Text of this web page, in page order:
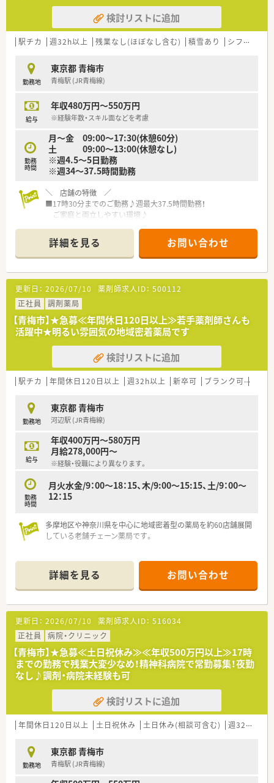
たします。
検討リストに追加
駅チカ 週32h以上 残業なし(ほぼなし含む) 積雪あり シフト制
勤務地
東京都 青梅市
青梅駅 (JR青梅線)
給与
年収480万円～550万円
※経験年数・スキル面などを考慮
勤務
時間
月～金 09:00～17:30(休憩60分)
土 09:00～13:00(休憩なし)
※週4.5～5日勤務
※週34～37.5時間勤務
＼ 店舗の特徴 ／
■17時30分までのご勤務♪週最大37.5時間勤務！
ご家庭と両立しやすい環境♪
■施設在宅の対応がメインになります。
＼ 企業の特徴 ／
■青梅市に調剤薬局を1店舗展開しています！
■異動もなく腰を据えて働ける環境がございます。
■「地域に根付いた薬局で働きたい」
そんな気持ちをお持ちの方にオススメです！
■お互いに助け合う風土です。
＼ このような方にもオススメ ／
■ご家庭との両立を希望されている方
■異動なく腰を据えて働きたい方
■地域に貢献したい方
詳細を見る お問い合わせ
更新日： 2026/07/10 薬剤師求人ID： 500112
正社員
調剤薬局
【青梅市】★急募≪年間休日120日以上≫若手薬剤師さんも
活躍中★明るい雰囲気の地域密着薬局です
検討リストに追加
駅チカ 年間休日120日以上 週32h以上 新卒可 ブランク可
勤務地
東京都 青梅市
河辺駅 (JR青梅線)
給与
年収400万円～580万円
月給278,000円～
※経験・役職により異なります。
勤務
時間
月火水金/9：00～18：15、木/9:00～15:15、土/9：00～
12：15
多摩地区や神奈川県を中心に地域密着型の薬局を約60店舗展開
している老舗チェーン薬局です。
◆年間休日は123日以上！
◆産休育休の取得者は多数、復帰率も90％以上です
【キャリアアップ・スキルアップ】
◆自社内に教育部を持ち、中途を含む新入社員研修を実施してい
ます
講師は現場で働く方が兼任しているため、実践で役立つ知識を
身に着けることができます
◆座学だけでなく、ディスカッションなど実践形式での研修も実
施
詳細を見る お問い合わせ
更新日： 2026/07/10 薬剤師求人ID： 516034
正社員
病院・クリニック
【青梅市】★急募≪土日祝休み≫≪年収500万円以上≫17時
までの勤務で残業大変少なめ！精神科病院で常勤募集！夜勤
なし♪調剤・病院未経験も可
検討リストに追加
年間休日120日以上 土日祝休み 土日休み(相談可含む) 週32h以上
勤務地
東京都 青梅市
青梅駅 (JR青梅線)